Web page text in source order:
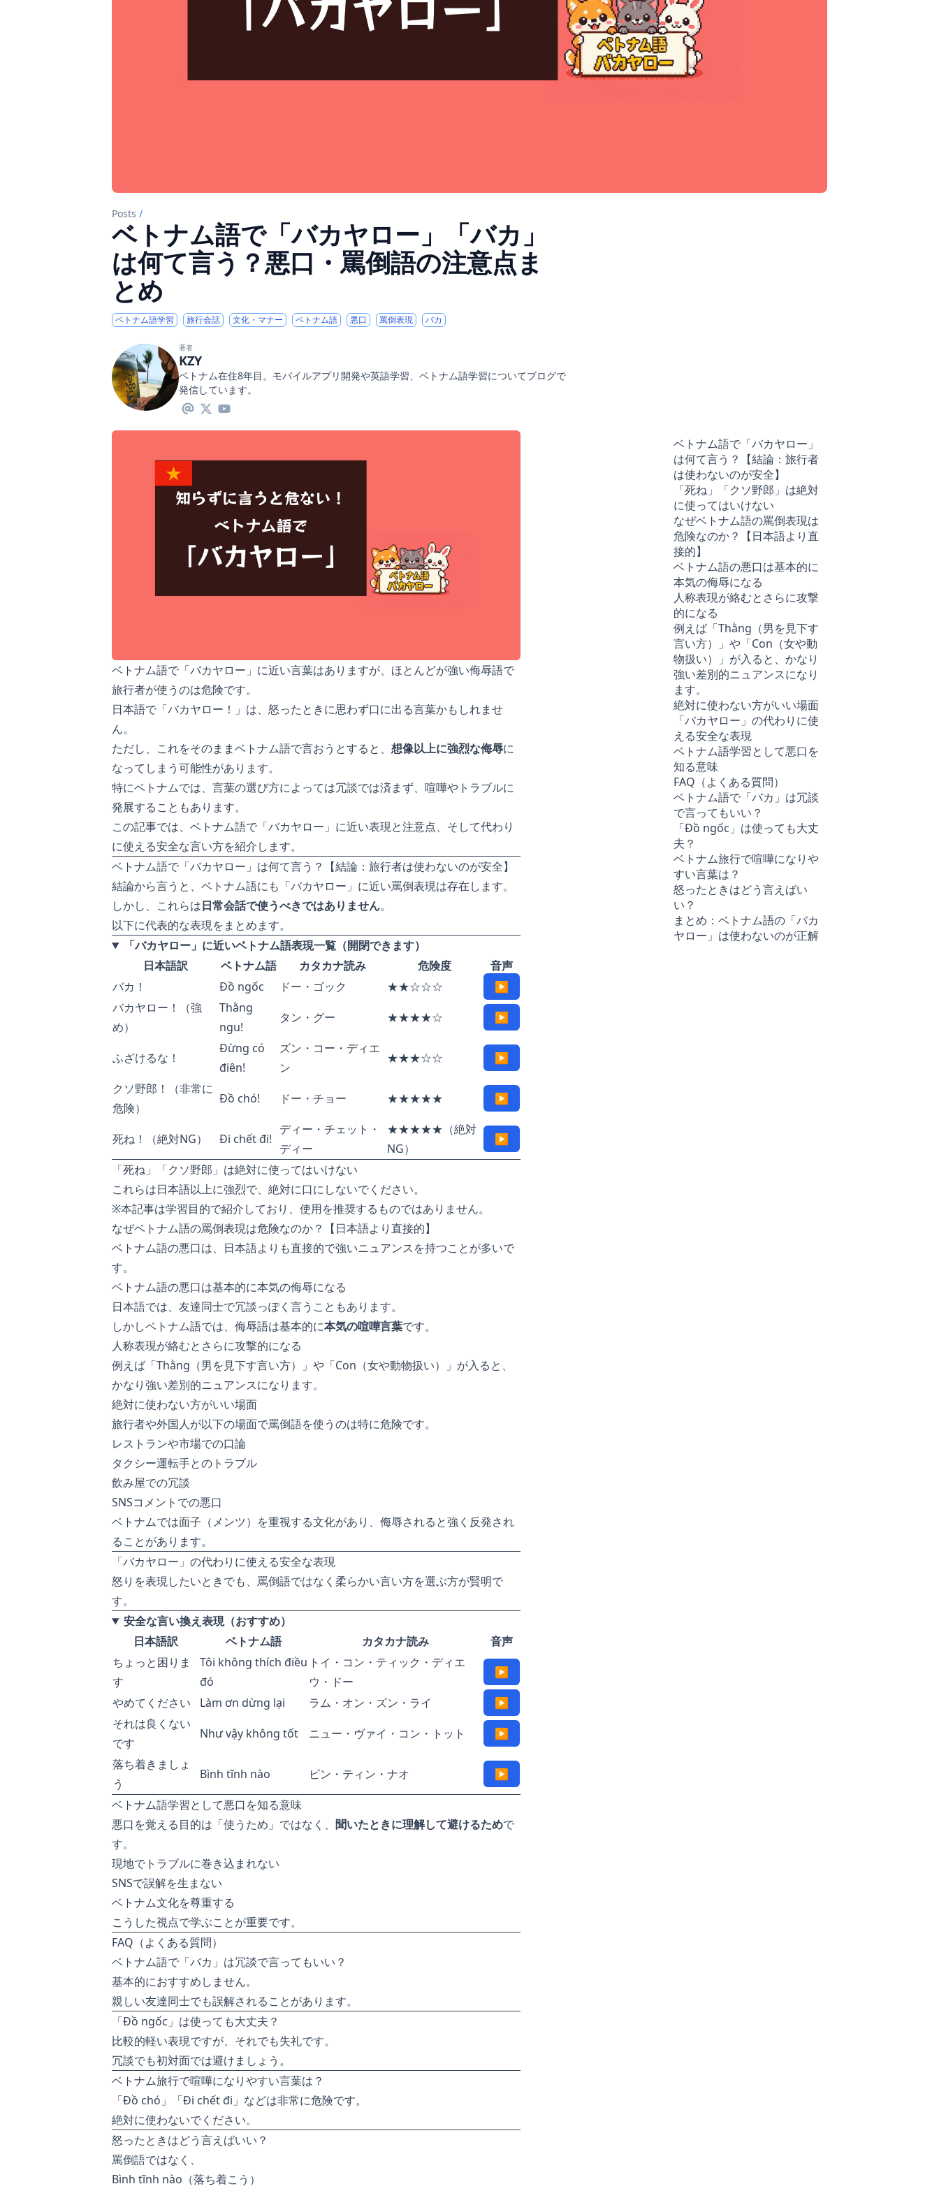
Posts /
ベトナム語で「バカヤロー」「バカ」
は何て言う？悪口・罵倒語の注意点ま
とめ
ベトナム語学習 旅行会話 文化・マナー ベトナム語 悪口 罵倒表現 バカ
著者
KZY
ベトナム在住8年目。モバイルアプリ開発や英語学習、ベトナム語学習についてブログで
発信しています。
ベトナム語で「バカヤロー」
は何て言う？【結論：旅行者
は使わないのが安全】
「死ね」「クソ野郎」は絶対
に使ってはいけない
なぜベトナム語の罵倒表現は
危険なのか？【日本語より直
接的】
ベトナム語の悪口は基本的に
本気の侮辱になる
人称表現が絡むとさらに攻撃
的になる
例えば「Thằng（男を見下す
言い方）」や「Con（女や動
物扱い）」が入ると、かなり
強い差別的ニュアンスになり
ます。
絶対に使わない方がいい場面
「バカヤロー」の代わりに使
える安全な表現
ベトナム語学習として悪口を
知る意味
FAQ（よくある質問）
ベトナム語で「バカ」は冗談
で言ってもいい？
「Đồ ngốc」は使っても大丈
夫？
ベトナム旅行で喧嘩になりや
すい言葉は？
怒ったときはどう言えばい
い？
まとめ：ベトナム語の「バカ
ヤロー」は使わないのが正解
ベトナム語で「バカヤロー」に近い言葉はありますが、ほとんどが強い侮辱語で
旅行者が使うのは危険です。
日本語で「バカヤロー！」は、怒ったときに思わず口に出る言葉かもしれませ
ん。
ただし、これをそのままベトナム語で言おうとすると、 想像以上に強烈な侮辱に
なってしまう可能性があります。
特にベトナムでは、言葉の選び方によっては冗談では済まず、喧嘩やトラブルに
発展することもあります。
この記事では、ベトナム語で「バカヤロー」に近い表現と注意点、そして代わり
に使える安全な言い方を紹介します。
ベトナム語で「バカヤロー」は何て言う？【結論：旅行者は使わないのが安全】
結論から言うと、ベトナム語にも「バカヤロー」に近い罵倒表現は存在します。
しかし、これらは日常会話で使うべきではありません。
以下に代表的な表現をまとめます。
「バカヤロー」に近いベトナム語表現一覧（開閉できます）
日本語訳
ベトナム語 カタカナ読み 危険度
音声
バカ！
Đồ ngốc ドー・ゴック ★★☆☆☆
▶
バカヤロー！（強
め）
Thằng
ngu!
タン・グー ★★★★☆ ▶
ふざけるな！
Đừng có
điên!
ズン・コー・ディエ
ン
★★★☆☆
▶
クソ野郎！（非常に
危険）
Đồ chó! ドー・チョー ★★★★★ ▶
死ね！（絶対NG） Đi chết đi!
ディー・チェット・
ディー
★★★★★（絶対
NG）
▶
「死ね」「クソ野郎」は絶対に使ってはいけない
これらは日本語以上に強烈で、絶対に口にしないでください。
※本記事は学習目的で紹介しており、使用を推奨するものではありません。
なぜベトナム語の罵倒表現は危険なのか？【日本語より直接的】
ベトナム語の悪口は、日本語よりも直接的で強いニュアンスを持つことが多いで
す。
ベトナム語の悪口は基本的に本気の侮辱になる
日本語では、友達同士で冗談っぽく言うこともあります。
しかしベトナム語では、侮辱語は基本的に本気の喧嘩言葉です。
人称表現が絡むとさらに攻撃的になる
例えば「Thằng（男を見下す言い方）」や「Con（女や動物扱い）」が入ると、
かなり強い差別的ニュアンスになります。
絶対に使わない方がいい場面
旅行者や外国人が以下の場面で罵倒語を使うのは特に危険です。
レストランや市場での口論
タクシー運転手とのトラブル
飲み屋での冗談
SNSコメントでの悪口
ベトナムでは面子（メンツ）を重視する文化があり、侮辱されると強く反発され
ることがあります。
「バカヤロー」の代わりに使える安全な表現
怒りを表現したいときでも、罵倒語ではなく柔らかい言い方を選ぶ方が賢明で
す。
安全な言い換え表現（おすすめ）
日本語訳
ベトナム語 カタカナ読み
音声
ちょっと困りま
す
Tôi không thích điều
đó
トイ・コン・ティック・ディエ
ウ・ドー
▶
やめてください
Làm ơn dừng lại ラム・オン・ズン・ライ
▶
それは良くない
です
Như vậy không tốt ニュー・ヴァイ・コン・トット
▶
落ち着きましょ
う
Bình tĩnh nào ビン・ティン・ナオ
▶
ベトナム語学習として悪口を知る意味
悪口を覚える目的は「使うため」ではなく、 聞いたときに理解して避けるためで
す。
現地でトラブルに巻き込まれない
SNSで誤解を生まない
ベトナム文化を尊重する
こうした視点で学ぶことが重要です。
FAQ（よくある質問）
ベトナム語で「バカ」は冗談で言ってもいい？
基本的におすすめしません。
親しい友達同士でも誤解されることがあります。
「Đồ ngốc」は使っても大丈夫？
比較的軽い表現ですが、それでも失礼です。
冗談でも初対面では避けましょう。
ベトナム旅行で喧嘩になりやすい言葉は？
「Đồ chó」「Đi chết đi」などは非常に危険です。
絶対に使わないでください。
怒ったときはどう言えばいい？
罵倒語ではなく、
Bình tĩnh nào（落ち着こう）